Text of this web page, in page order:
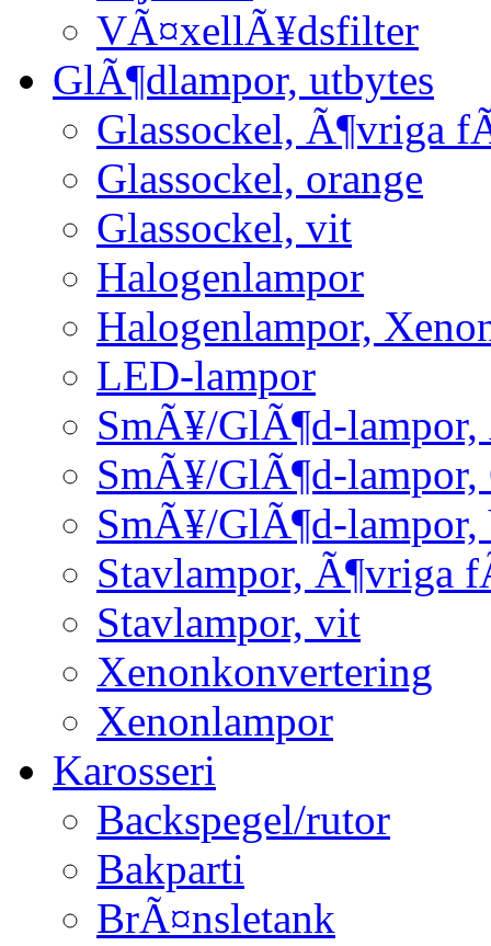
VÃ¤xellÃ¥dsfilter
GlÃ¶dlampor, utbytes
Glassockel, Ã¶vriga
Glassockel, orange
Glassockel, vit
Halogenlampor
Halogenlampor,
LED-lampor
SmÃ¥/GlÃ¶d-
SmÃ¥/GlÃ¶d-lampor,
SmÃ¥/GlÃ¶d-
Stavlampor, Ã¶vriga
Stavlampor, vit
Xenonkonvertering
Xenonlampor
Karosseri
Backspegel/rutor
Bakparti
BrÃ¤nsletank